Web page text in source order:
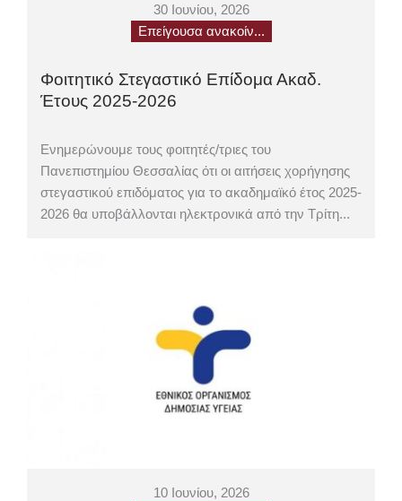
30 Ιουνίου, 2026
Επείγουσα ανακοίν...
Φοιτητικό Στεγαστικό Επίδομα Ακαδ.
Έτους 2025-2026
Ενημερώνουμε τους φοιτητές/τριες του
Πανεπιστημίου Θεσσαλίας ότι οι αιτήσεις χορήγησης
στεγαστικού επιδόματος για το ακαδημαϊκό έτος 2025-
2026 θα υποβάλλονται ηλεκτρονικά από την Τρίτη...
10 Ιουνίου, 2026